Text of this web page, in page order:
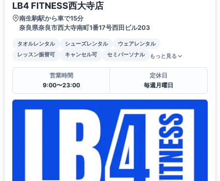
LB4 FITNESS西大寺店
南生駒駅から車で15分
奈良県奈良市西大寺南町1番17号西田ビル203
タオルレンタル シューズレンタル
ウェアレンタル
レッスン振替可
キャンセル可 セミパーソナル もっと見る
営業時間
9:00〜23:00
定休日
毎週月曜日